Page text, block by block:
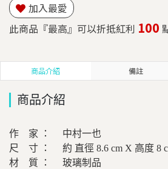
加入最愛
此商品『最高』可以折抵紅利 100
商品介紹 備註
商品介紹
作 家 ： 中村一也
尺 寸 ： 約 直徑 8.6 cm X 高度 8
材 質 ： 玻璃制品